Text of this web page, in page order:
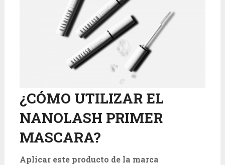
¿CÓMO UTILIZAR EL
NANOLASH PRIMER
MASCARA?
Aplicar este producto de la marca